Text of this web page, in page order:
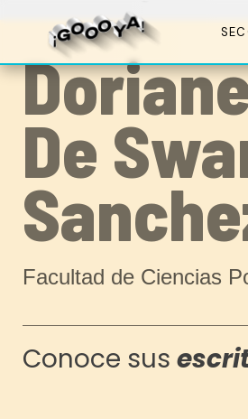
De
Facultad de Ciencias
Conoce sus